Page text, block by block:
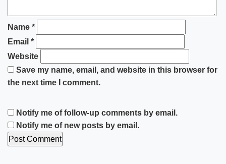
Name *
Email *
Website
Save my name, email, and website in this browser for
the next time I comment.
Notify me of follow-up comments by email.
Notify me of new posts by email.